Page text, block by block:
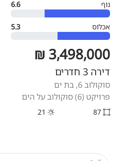
נוף 6.6
אכלוס 5.3
3,498,000 ₪
דירה 3 חדרים
סוקולוב 6, בת ים
פרויקט (6) סוקולוב על הים